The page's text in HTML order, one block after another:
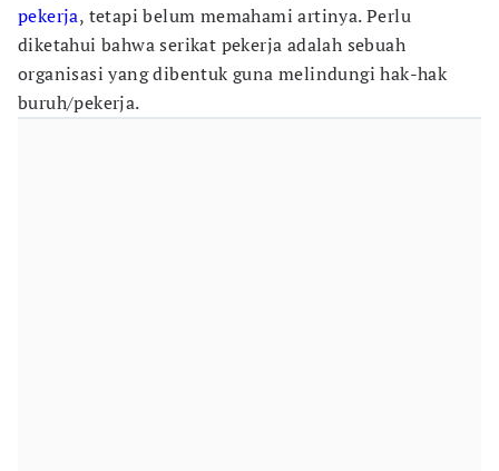
pekerja, tetapi belum memahami artinya. Perlu
diketahui bahwa serikat pekerja adalah sebuah
organisasi yang dibentuk guna melindungi hak-hak
buruh/pekerja.